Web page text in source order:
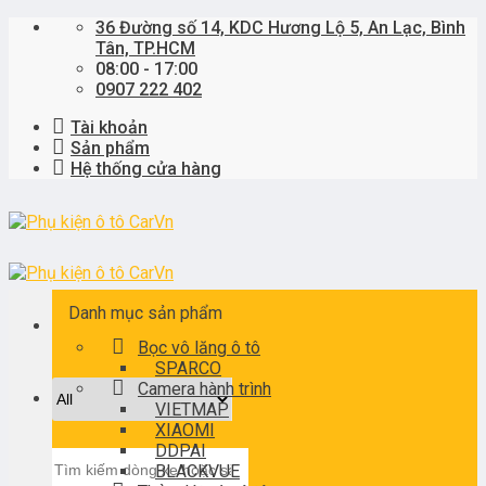
Skip
36 Đường số 14, KDC Hương Lộ 5, An Lạc, Bình
Tân, TP.HCM
08:00 - 17:00
0907 222 402
Tài khoản
Sản phẩm
Hệ thống cửa hàng
kiếm:
Danh mục sản phẩm
Bọc vô lăng ô tô
SPARCO
Camera hành trình
VIETMAP
XIAOMI
DDPAI
BLACKVUE